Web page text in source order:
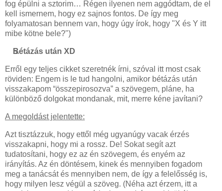
fog épülni a sztorim… Régen ilyenen nem aggódtam, de el
kell ismernem, hogy ez sajnos fontos. De így meg
folyamatosan bennem van, hogy úgy írok, hogy "X és Y itt
mibe kötne bele?")
Bétázás után XD
Erről egy teljes cikket szeretnék írni, szóval itt most csak
röviden: Engem is le tud hangolni, amikor bétázás után
visszakapom “összepirosozva” a szövegem, pláne, ha
különböző dolgokat mondanak, mit, merre kéne javítani?
A megoldást jelentette:
Azt tisztázzuk, hogy ettől még ugyanúgy vacak érzés
visszakapni, hogy mi a rossz. De! Sokat segít azt
tudatosítani, hogy ez az én szövegem, és enyém az
irányítás. Az én döntésem, kinek és mennyiben fogadom
meg a tanácsát és mennyiben nem, de így a felelősség is,
hogy milyen lesz végül a szöveg. (Néha azt érzem, itt a